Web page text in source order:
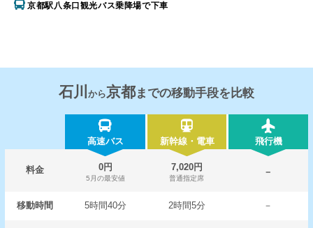
京都駅八条口観光バス乗降場で下車
石川 から京都までの移動手段を比較
高速バス 新幹線・電車 飛行機
料金 0円
5月の最安値
7,020円
普通指定席
－
移動時間 5時間40分 2時間5分 －